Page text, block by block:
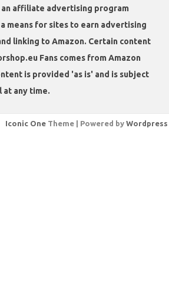
an affiliate advertising program
means for sites to earn advertising
linking to Amazon. Certain content
Fans comes from Amazon
is provided 'as is' and is subject
at any time.
Iconic One Theme | Powered by Wordpress